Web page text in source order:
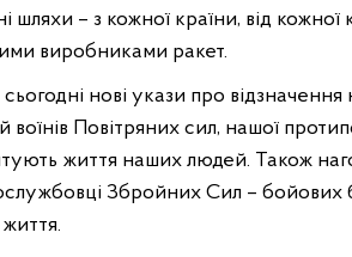
шляхи – з кожної країни, від
виробниками ракет.
сьогодні нові укази про
воїнів Повітряних сил, нашої
життя наших людей. Також
Збройних Сил – бойових